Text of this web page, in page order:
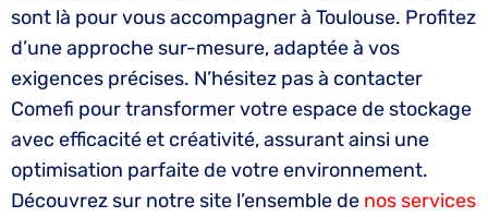
sont là pour vous accompagner à Toulouse. Profitez
d’une approche sur-mesure, adaptée à vos
exigences précises. N’hésitez pas à contacter
Comefi pour transformer votre espace de stockage
avec efficacité et créativité, assurant ainsi une
optimisation parfaite de votre environnement.
Découvrez sur notre site l’ensemble de nos services